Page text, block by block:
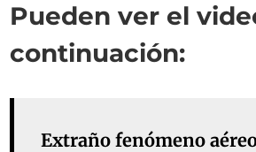
Pueden ver el
continuación:
Extraño fenómeno